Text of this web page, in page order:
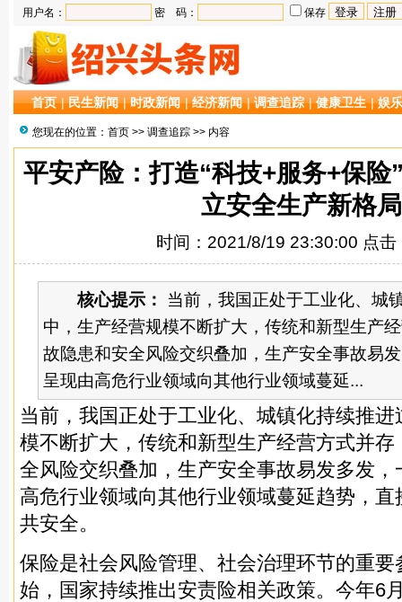
用户名： 密 码： 保存
首页 |民生新闻 |时政新闻 |经济新闻 |调查追踪 |健康卫生 |娱
您现在的位置： 首页 >> 调查追踪 >> 内容
平安产险：打造“科技+服务+保险
立安全生产新格局
时间：2021/8/19 23:30:00 点击
核心提示：
当前，我国正处于工业化、城
中，生产经营规模不断扩大，传统和新型生产
故隐患和安全风险交织叠加，生产安全事故易
呈现由高危行业领域向其他行业领域蔓延...
当前，我国正处于工业化、城镇化持续推
模不断扩大，传统和新型生产经营方式并
全风险交织叠加，生产安全事故易发多发
高危行业领域向其他行业领域蔓延趋势，
共安全。
保险是社会风险管理、社会治理环节的重
始，国家持续推出安责险相关政策。今年6